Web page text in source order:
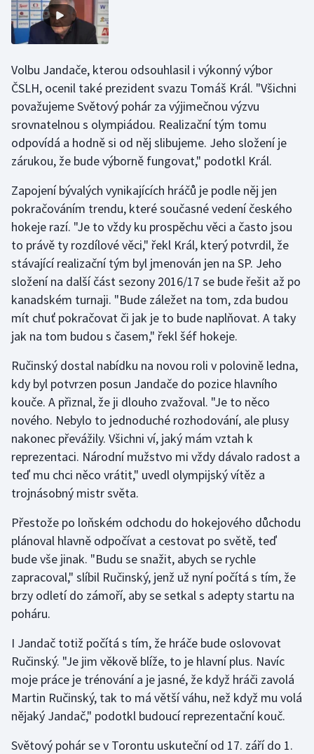
Stolní tenis
Triatlon
Veslování
Vodní slalom
Volejbal
Volbu Jandače, kterou odsouhlasil i výkonný výbor
ČSLH, ocenil také prezident svazu Tomáš Král. "Všichni
považujeme Světový pohár za výjimečnou výzvu
srovnatelnou s olympiádou. Realizační tým tomu
odpovídá a hodně si od něj slibujeme. Jeho složení je
zárukou, že bude výborně fungovat," podotkl Král.
Zapojení bývalých vynikajících hráčů je podle něj jen
pokračováním trendu, které současné vedení českého
hokeje razí. "Je to vždy ku prospěchu věci a často jsou
to právě ty rozdílové věci," řekl Král, který potvrdil, že
stávající realizační tým byl jmenován jen na SP. Jeho
složení na další část sezony 2016/17 se bude řešit až po
kanadském turnaji. "Bude záležet na tom, zda budou
mít chuť pokračovat či jak je to bude naplňovat. A taky
jak na tom budou s časem," řekl šéf hokeje.
Ručinský dostal nabídku na novou roli v polovině ledna,
kdy byl potvrzen posun Jandače do pozice hlavního
kouče. A přiznal, že ji dlouho zvažoval. "Je to něco
nového. Nebylo to jednoduché rozhodování, ale plusy
nakonec převážily. Všichni ví, jaký mám vztah k
reprezentaci. Národní mužstvo mi vždy dávalo radost a
teď mu chci něco vrátit," uvedl olympijský vítěz a
trojnásobný mistr světa.
Přestože po loňském odchodu do hokejového důchodu
plánoval hlavně odpočívat a cestovat po světě, teď
bude vše jinak. "Budu se snažit, abych se rychle
zapracoval," slíbil Ručinský, jenž už nyní počítá s tím, že
brzy odletí do zámoří, aby se setkal s adepty startu na
poháru.
I Jandač totiž počítá s tím, že hráče bude oslovovat
Ručinský. "Je jim věkově blíže, to je hlavní plus. Navíc
moje práce je trénování a je jasné, že když hráči zavolá
Martin Ručinský, tak to má větší váhu, než když mu volá
nějaký Jandač," podotkl budoucí reprezentační kouč.
Světový pohár se v Torontu uskuteční od 17. září do 1.